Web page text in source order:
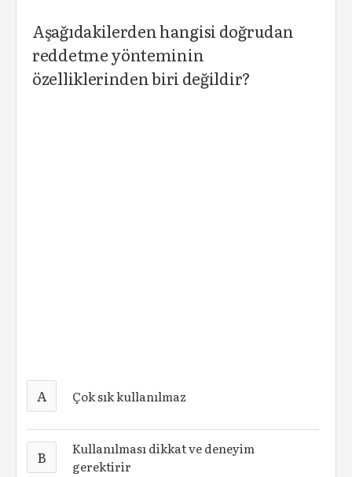
Aşağıdakilerden hangisi doğrudan
reddetme yönteminin
özelliklerinden biri değildir?
A Çok sık kullanılmaz
B
Kullanılması dikkat ve deneyim
gerektirir